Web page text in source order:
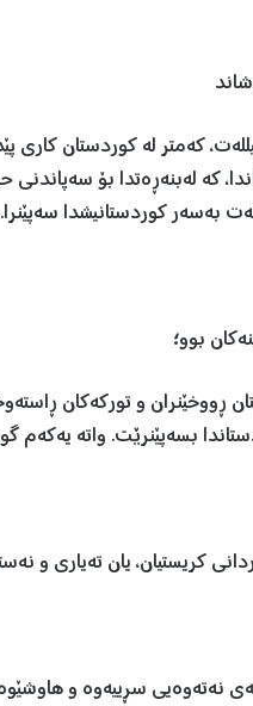
کە لەبنەڕەتدا بۆ
بەسەر کوردستانیشدا سەپێنرا.
بوو؛
ڕووخێنران و تورکەکان
بسەپێنرێت. واتە یەکەم
کریستیان، یان تەیاری و
نەتەوەیی سڕییەوە و